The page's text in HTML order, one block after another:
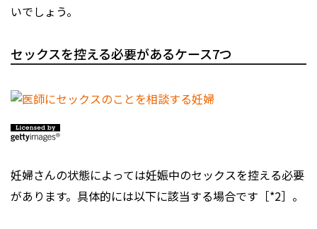
いでしょう。
セックスを控える必要があるケース7つ
妊婦さんの状態によっては妊娠中のセックスを控える必要
があります。具体的には以下に該当する場合です［*2］。